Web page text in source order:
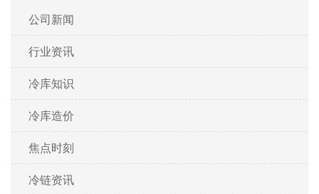
公司新闻
行业资讯
冷库知识
冷库造价
焦点时刻
冷链资讯